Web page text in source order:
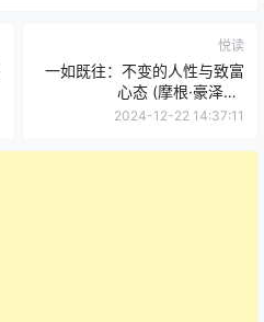
悦读
一如既往：不变的人性与致富
心态 (摩根·豪泽尔)
(mobi+azw3+epub)
2024-12-22 14:37:11